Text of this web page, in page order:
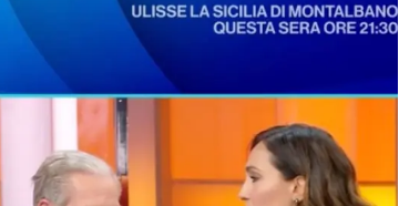
Ricette Feste
Ricette per Bambini